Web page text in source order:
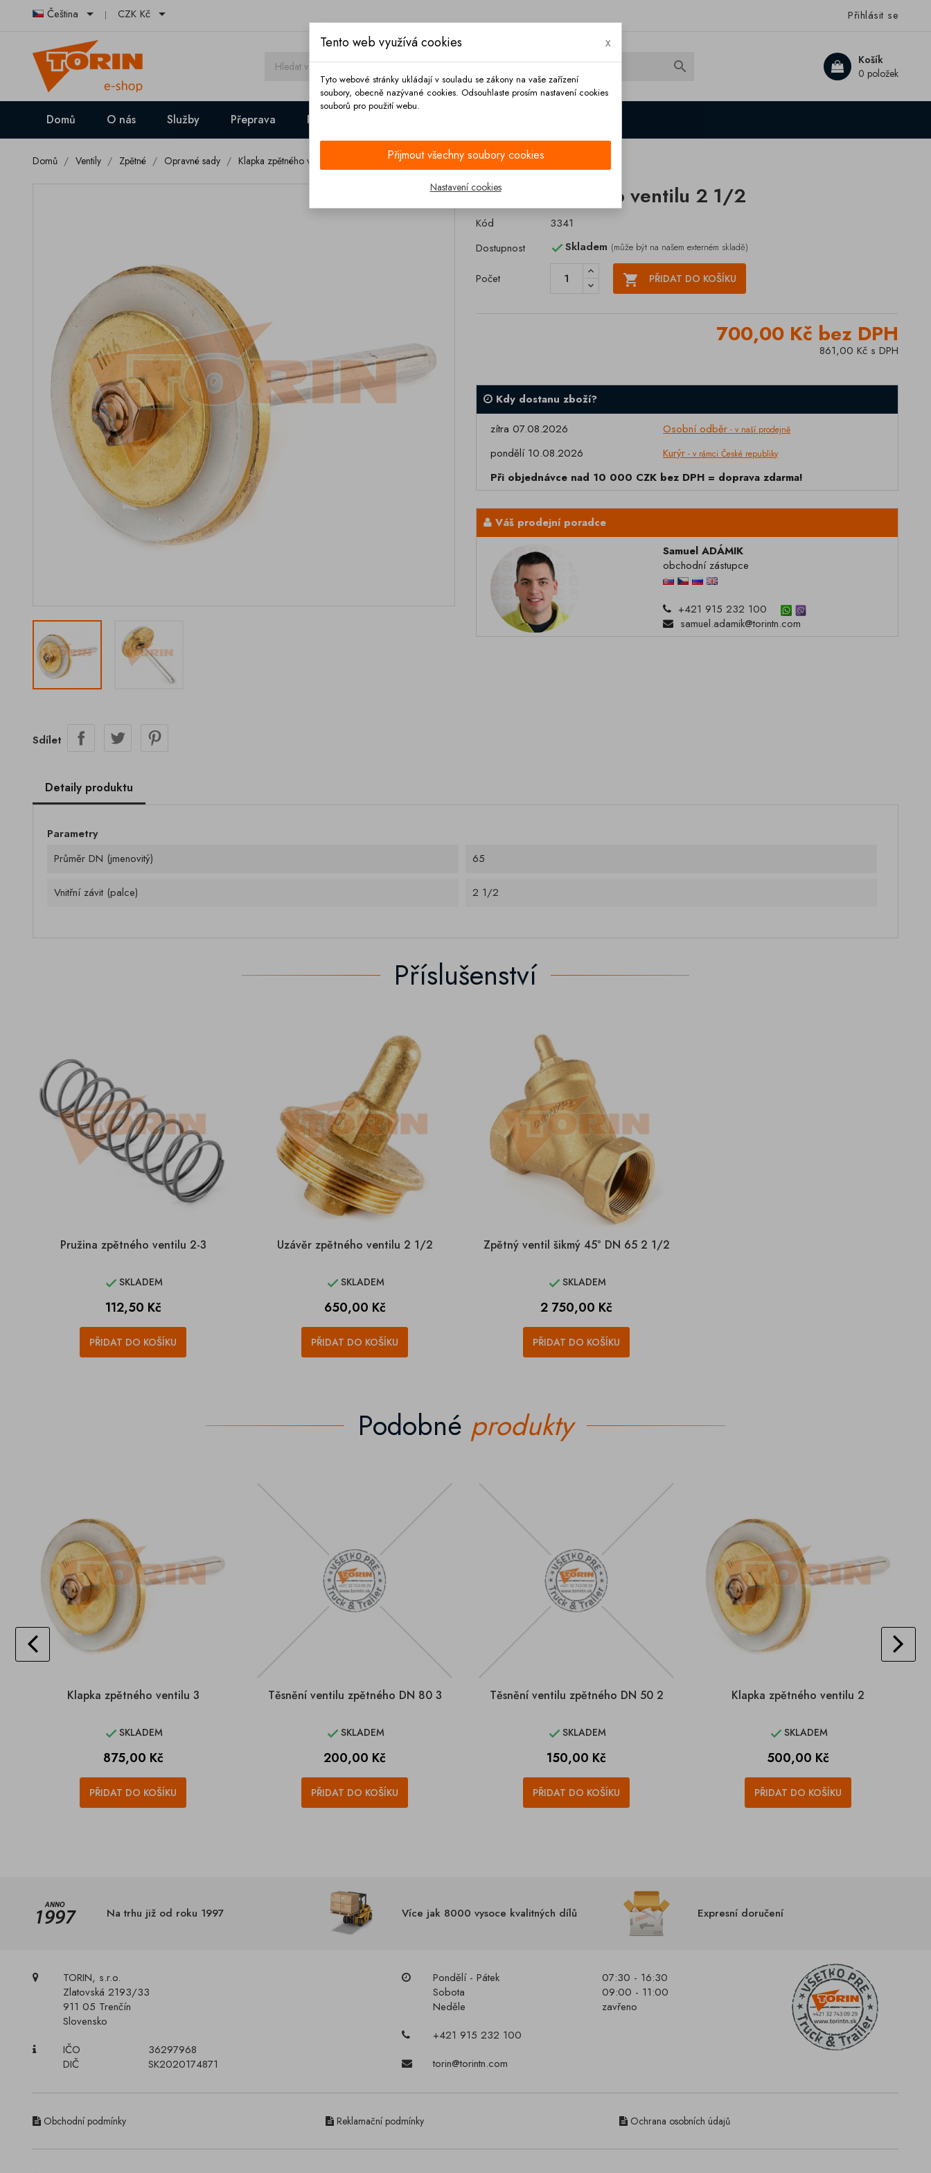
Čeština  CZK Kč  Přihlásit se
Košík
0 položek

Domů O nás Služby Přeprava Platba
Domů Ventily Zpětné Opravné sady Klapka zpětného ventilu 2 1/2
Klapka zpětného ventilu 2 1/2
Kód
3341
Dostupnost
Skladem (může být na našem externém skladě)
Počet  PŘIDAT DO KOŠÍKU
700,00 Kč bez DPH
861,00 Kč s DPH
Kdy dostanu zboží?
zítra 07.08.2026
Osobní odběr - v naší prodejně
pondělí 10.08.2026 Kurýr - v rámci České republiky
Při objednávce nad 10 000 CZK bez DPH = doprava zdarma!
Váš prodejní poradce
Samuel ADÁMIK
obchodní zástupce
+421 915 232 100
samuel.adamik@torintn.com
Sdílet
Detaily produktu
Parametry
Průměr DN (jmenovitý)
65
Vnitřní závit (palce) 2 1/2
Příslušenství
Pružina zpětného ventilu 2-3
SKLADEM
Cena
112,50 Kč
PŘIDAT DO KOŠÍKU
Uzávěr zpětného ventilu 2 1/2
SKLADEM
Cena
650,00 Kč
PŘIDAT DO KOŠÍKU
Zpětný ventil šikmý 45° DN 65 2 1/2
SKLADEM
Cena
2 750,00 Kč
PŘIDAT DO KOŠÍKU
Podobné produkty
Klapka zpětného ventilu 3
SKLADEM
Cena
875,00 Kč
PŘIDAT DO KOŠÍKU
Těsnění ventilu zpětného DN 80 3
SKLADEM
Cena
200,00 Kč
PŘIDAT DO KOŠÍKU
Těsnění ventilu zpětného DN 50 2
SKLADEM
Cena
150,00 Kč
PŘIDAT DO KOŠÍKU
Klapka zpětného ventilu 2
SKLADEM
Cena
500,00 Kč
PŘIDAT DO KOŠÍKU
Na trhu již od roku 1997 Více jak 8000 vysoce kvalitných dílů Expresní doručení
TORIN, s.r.o.
Zlatovská 2193/33
911 05 Trenčín
Slovensko
IČO
36297968
DIČ
SK2020174871
Pondělí - Pátek
07:30 - 16:30
Sobota
09:00 - 11:00
Neděle
zavřeno
+421 915 232 100
torin@torintn.com
Obchodní podmínky Reklamační podmínky Ochrana osobních údajů
Tento web využívá cookies x
Tyto webové stránky ukládají v souladu se zákony na vaše zařízení
soubory, obecně nazývané cookies. Odsouhlaste prosím nastavení cookies
souborů pro použití webu.
Přijmout všechny soubory cookies
Nastavení cookies